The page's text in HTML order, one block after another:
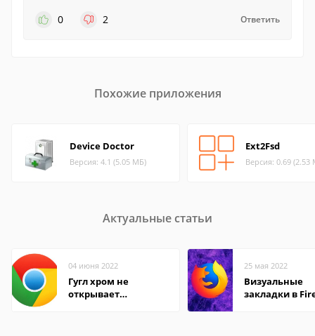
0
2 Ответить
Похожие приложения
Device Doctor
Версия: 4.1 (5.05 МБ)
Ext2Fsd
Версия: 0.69 (2.53
Актуальные статьи
04 июня 2022
Гугл хром не
открывает
25 мая 2022
Визуальные
закладки в